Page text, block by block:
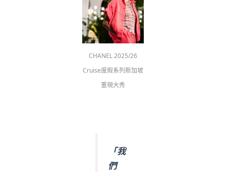
CHANEL 2025/26
Cruise度假系列新加坡
重現大秀
「我
們